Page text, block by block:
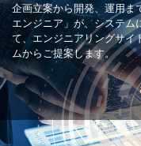
企画立案から開発、運用ま
エンジニア」が、システ
て、エンジニアリングサイ
ムからご提案します。